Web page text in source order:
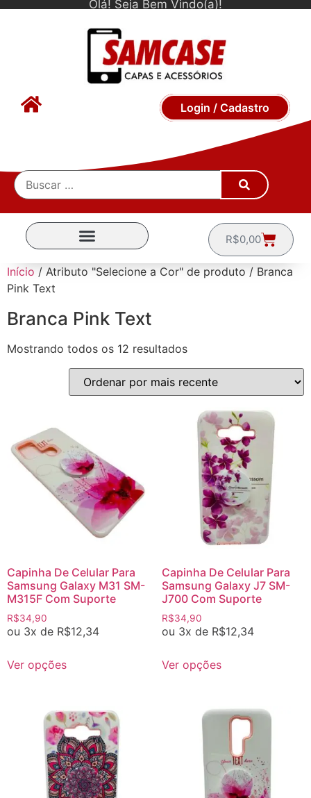
Olá! Seja Bem Vindo(a)!
Login / Cadastro
R$0,00
Início / Atributo "Selecione a Cor" de produto / Branca
Pink Text
Branca Pink Text
Mostrando todos os 12 resultados
Capinha De Celular Para
Samsung Galaxy M31 SM-
M315F Com Suporte
R$34,90
ou 3x de R$12,34
Ver opções
Capinha De Celular Para
Samsung Galaxy J7 SM-
J700 Com Suporte
R$34,90
ou 3x de R$12,34
Ver opções